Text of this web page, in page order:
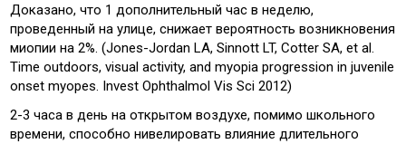
Доказано, что 1 дополнительный час в неделю,
проведенный на улице, снижает вероятность возникновения
миопии на 2%. (Jones-Jordan LA, Sinnott LT, Cotter SA, et al.
Time outdoors, visual activity, and myopia progression in juvenile
onset myopes. Invest Ophthalmol Vis Sci 2012)
2-3 часа в день на открытом воздухе, помимо школьного
времени, способно нивелировать влияние длительного